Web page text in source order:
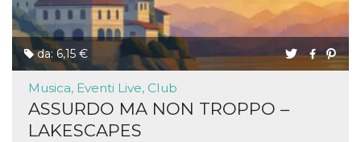
da: 6,15 €
Musica, Eventi Live, Club
ASSURDO MA NON TROPPO –
LAKESCAPES